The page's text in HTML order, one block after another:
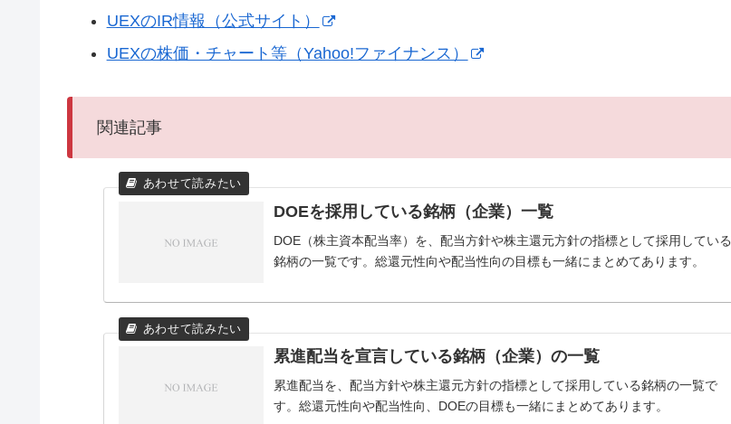
UEXのIR情報（公式サイト）
UEXの株価・チャート等（Yahoo!ファイナンス）
関連記事
DOEを採用している銘柄（企業）一覧
DOE（株主資本配当率）を、配当方針や株主還元方針の指標として採用している
銘柄の一覧です。総還元性向や配当性向の目標も一緒にまとめてあります。
累進配当を宣言している銘柄（企業）の一覧
累進配当を、配当方針や株主還元方針の指標として採用している銘柄の一覧で
す。総還元性向や配当性向、DOEの目標も一緒にまとめてあります。